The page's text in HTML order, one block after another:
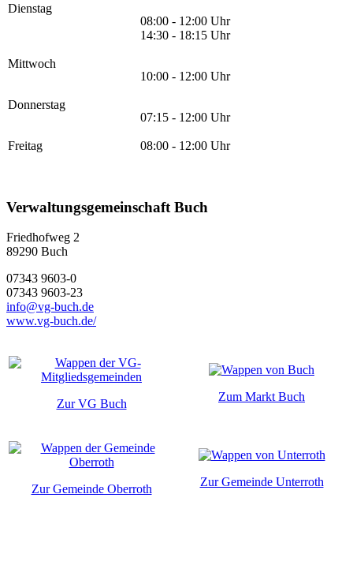
Dienstag
08:00 - 12:00 Uhr
14:30 - 18:15 Uhr
Mittwoch
10:00 - 12:00 Uhr
Donnerstag
07:15 - 12:00 Uhr
Freitag 08:00 - 12:00 Uhr
Verwaltungsgemeinschaft Buch
Friedhofweg 2
89290 Buch
07343 9603-0
07343 9603-23
info@vg-buch.de
www.vg-buch.de/
Zur VG Buch
Zum Markt Buch
Zur Gemeinde Oberroth
Zur Gemeinde Unterroth